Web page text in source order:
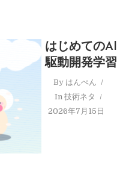
はじめてのAI
駆動開発学習
By はんぺん
In技術ネタ
2026年7月15日